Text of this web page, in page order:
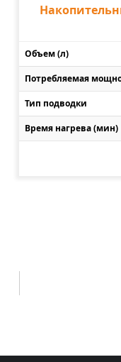
Объем (л)
Потребляемая
Тип подводки
Время нагрева (мин)